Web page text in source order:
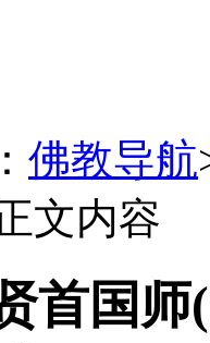
佛教导航
文内容
首国师